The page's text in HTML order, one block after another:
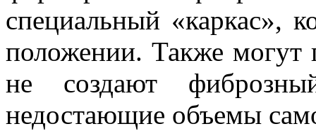
специальный «каркас»,
положении. Также могут
не создают
недостающие объемы